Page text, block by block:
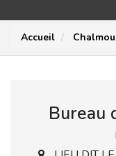
Accueil
Bureau